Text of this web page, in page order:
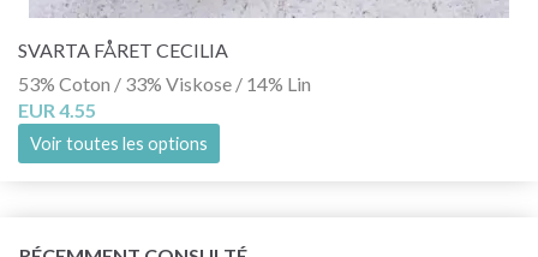
SVARTA FÅRET CECILIA
53% Coton / 33% Viskose / 14% Lin
EUR 4.55
Voir toutes les options